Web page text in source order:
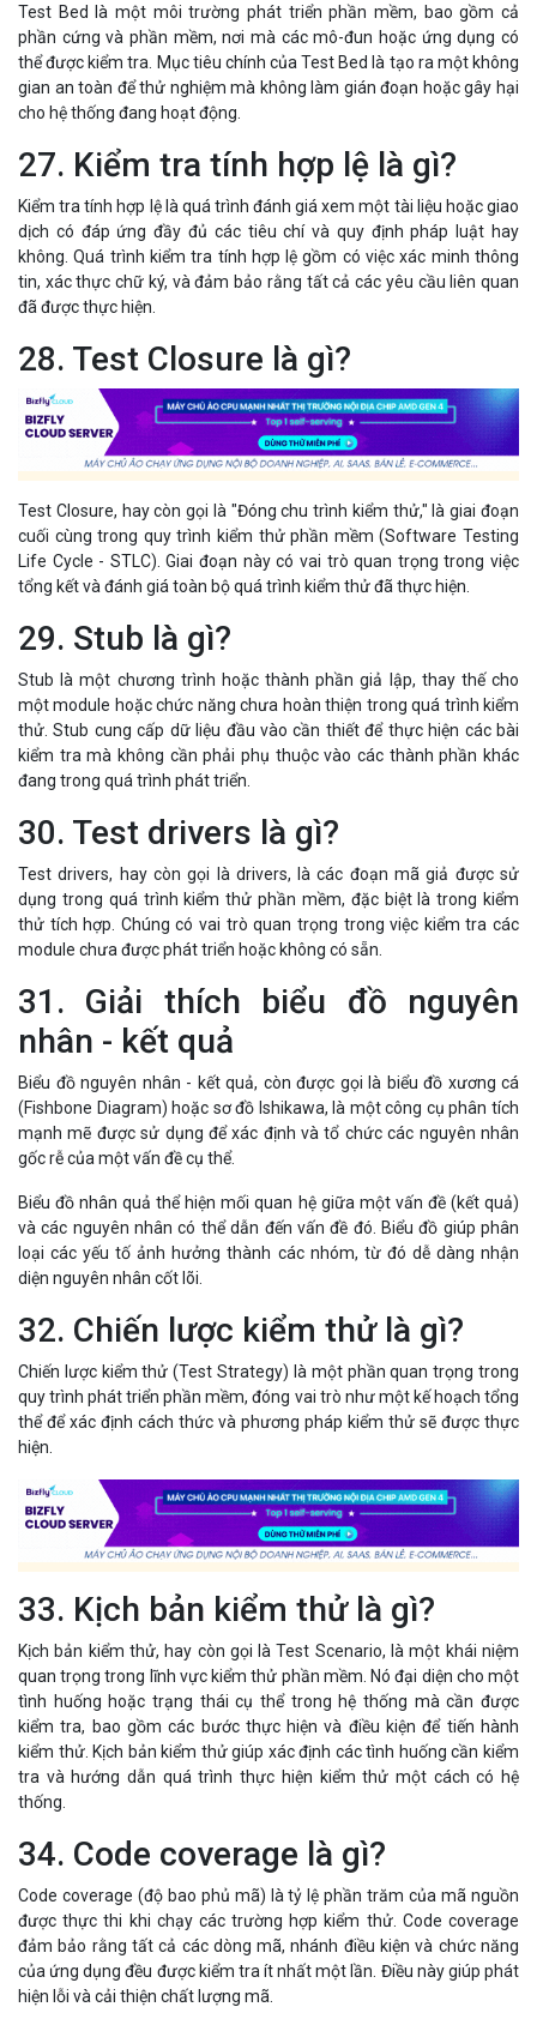
Test Bed là một môi trường phát triển phần mềm, bao gồm cả
phần cứng và phần mềm, nơi mà các mô-đun hoặc ứng dụng có
thể được kiểm tra. Mục tiêu chính của Test Bed là tạo ra một không
gian an toàn để thử nghiệm mà không làm gián đoạn hoặc gây hại
cho hệ thống đang hoạt động.
27. Kiểm tra tính hợp lệ là gì?
Kiểm tra tính hợp lệ là quá trình đánh giá xem một tài liệu hoặc giao
dịch có đáp ứng đầy đủ các tiêu chí và quy định pháp luật hay
không. Quá trình kiểm tra tính hợp lệ gồm có việc xác minh thông
tin, xác thực chữ ký, và đảm bảo rằng tất cả các yêu cầu liên quan
đã được thực hiện.
28. Test Closure là gì?
Test Closure, hay còn gọi là "Đóng chu trình kiểm thử," là giai đoạn
cuối cùng trong quy trình kiểm thử phần mềm (Software Testing
Life Cycle - STLC). Giai đoạn này có vai trò quan trọng trong việc
tổng kết và đánh giá toàn bộ quá trình kiểm thử đã thực hiện.
29. Stub là gì?
Stub là một chương trình hoặc thành phần giả lập, thay thế cho
một module hoặc chức năng chưa hoàn thiện trong quá trình kiểm
thử. Stub cung cấp dữ liệu đầu vào cần thiết để thực hiện các bài
kiểm tra mà không cần phải phụ thuộc vào các thành phần khác
đang trong quá trình phát triển.
30. Test drivers là gì?
Test drivers, hay còn gọi là drivers, là các đoạn mã giả được sử
dụng trong quá trình kiểm thử phần mềm, đặc biệt là trong kiểm
thử tích hợp. Chúng có vai trò quan trọng trong việc kiểm tra các
module chưa được phát triển hoặc không có sẵn.
31. Giải thích biểu đồ nguyên
nhân - kết quả
Biểu đồ nguyên nhân - kết quả, còn được gọi là biểu đồ xương cá
(Fishbone Diagram) hoặc sơ đồ Ishikawa, là một công cụ phân tích
mạnh mẽ được sử dụng để xác định và tổ chức các nguyên nhân
gốc rễ của một vấn đề cụ thể.
Biểu đồ nhân quả thể hiện mối quan hệ giữa một vấn đề (kết quả)
và các nguyên nhân có thể dẫn đến vấn đề đó. Biểu đồ giúp phân
loại các yếu tố ảnh hưởng thành các nhóm, từ đó dễ dàng nhận
diện nguyên nhân cốt lõi.
32. Chiến lược kiểm thử là gì?
Chiến lược kiểm thử (Test Strategy) là một phần quan trọng trong
quy trình phát triển phần mềm, đóng vai trò như một kế hoạch tổng
thể để xác định cách thức và phương pháp kiểm thử sẽ được thực
hiện.
33. Kịch bản kiểm thử là gì?
Kịch bản kiểm thử, hay còn gọi là Test Scenario, là một khái niệm
quan trọng trong lĩnh vực kiểm thử phần mềm. Nó đại diện cho một
tình huống hoặc trạng thái cụ thể trong hệ thống mà cần được
kiểm tra, bao gồm các bước thực hiện và điều kiện để tiến hành
kiểm thử. Kịch bản kiểm thử giúp xác định các tình huống cần kiểm
tra và hướng dẫn quá trình thực hiện kiểm thử một cách có hệ
thống.
34. Code coverage là gì?
Code coverage (độ bao phủ mã) là tỷ lệ phần trăm của mã nguồn
được thực thi khi chạy các trường hợp kiểm thử. Code coverage
đảm bảo rằng tất cả các dòng mã, nhánh điều kiện và chức năng
của ứng dụng đều được kiểm tra ít nhất một lần. Điều này giúp phát
hiện lỗi và cải thiện chất lượng mã.